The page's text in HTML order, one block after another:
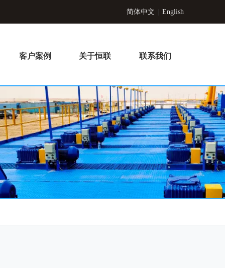
简体中文 English
客户案例 关于恒联 联系我们